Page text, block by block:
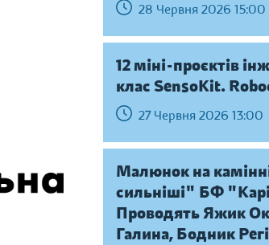
28 Червня 2026 15:00
12 міні-проєктів
клас SensoKit.
27 Червня 2026 13:00
Малюнок на
сильніші" БФ
Проводять Яжик
Галина, Бодник